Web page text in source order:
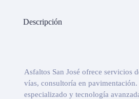
Descripción
Asfaltos San José ofrece servicios
vías, consultoría en
especializado y tecnología